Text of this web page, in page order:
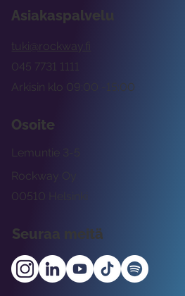
Asiakaspalvelu
tuki@rockway.fi
Arkisin klo 09:00 -15:00
045 7731 1111
Osoite
Rockway Oy
Lemuntie 3-5
00510 Helsinki
Seuraa meitä